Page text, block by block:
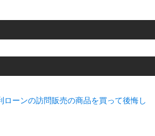
ーンの訪問販売の商品を買って後悔し